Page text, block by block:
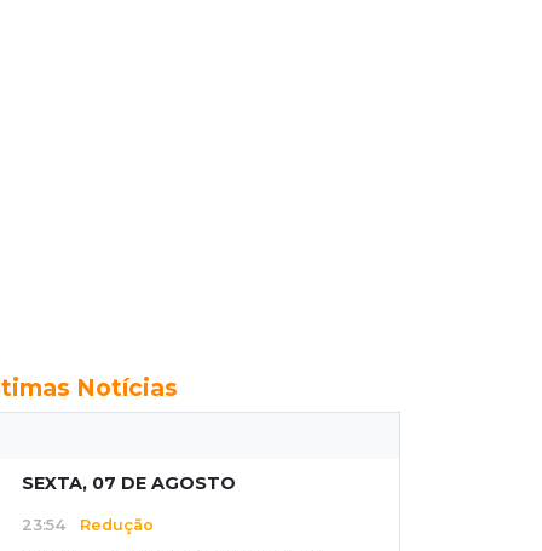
Notícias
SEXTA, 07 DE AGOSTO
23:54 Redução